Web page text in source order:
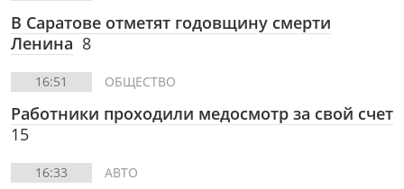
В Саратове отметят годовщину смерти
Ленина 8
16:51 ОБЩЕСТВО
Работники проходили медосмотр за свой счет
15
16:33 АВТО